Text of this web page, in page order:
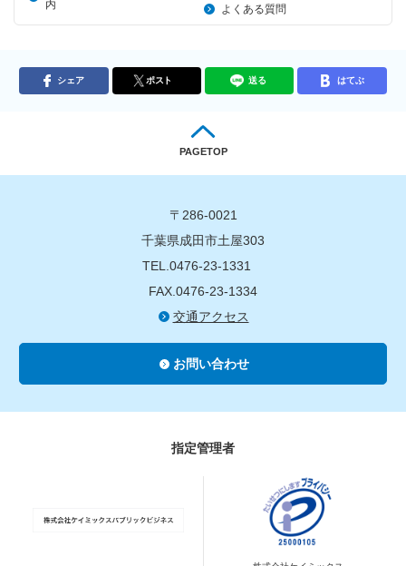
内
よくある質問
シェア ポスト 送る はてぶ
PAGETOP
〒286-0021
千葉県成田市土屋303
TEL.0476-23-1331
FAX.0476-23-1334
交通アクセス
お問い合わせ
指定管理者